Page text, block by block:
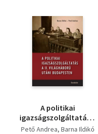
A politikai
igazságszolgáltatás a
II. világháború utáni
Pető Andrea Barna Ildikó